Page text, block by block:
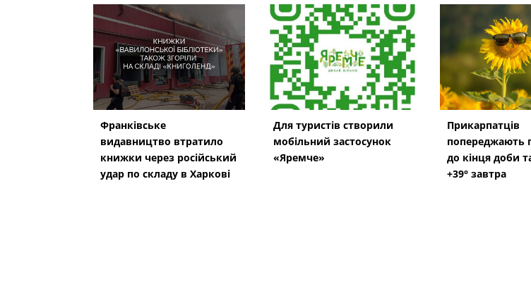
Франківське
видавництво втратило
книжки через російський
удар по складу в Харкові
Для туристів створили
мобільний застосунок
«Яремче»
Прикарпатців
попереджають
до кінця доби
+39° завтра